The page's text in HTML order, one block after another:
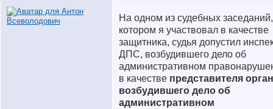
На одном из судебных
котором я участвовал в качестве
защитника, судья допустил
ДПС, возбудившего дело об
административном
в качестве представителя
возбудившего дело об
административном